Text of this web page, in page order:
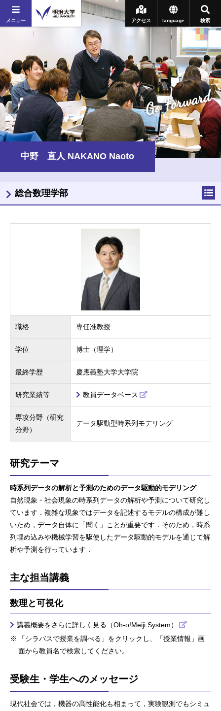
メニュー 検索
language
アクセス
Go Forward
中野 直人 NAKANO Naoto
職格 専任准教授
学位 博士（理学）
最終学歴 慶應義塾大学大学院
研究業績等 教員データベース
専攻分野（研究
分野）
データ駆動型時系列モデリング
研究テーマ
時系列データの解析と予測のためのデータ駆動的モデリング
自然現象・社会現象の時系列データの解析や予測について研究し
ています．複雑な現象ではデータを記述するモデルの構成が難し
いため，データ自体に「聞く」ことが重要です．そのため，時系
列埋め込みや機械学習を駆使したデータ駆動的モデルを通じて解
析や予測を行っています．
主な担当講義
数理と可視化
講義概要をさらに詳しく見る（Oh-o!Meiji System）
「シラバスで授業を調べる」をクリックし、「授業情報」画
面から教員名で検索してください。
受験生・学生へのメッセージ
現代社会では，機器の高性能化も相まって，実験観測でもシミュ
総合数理学部